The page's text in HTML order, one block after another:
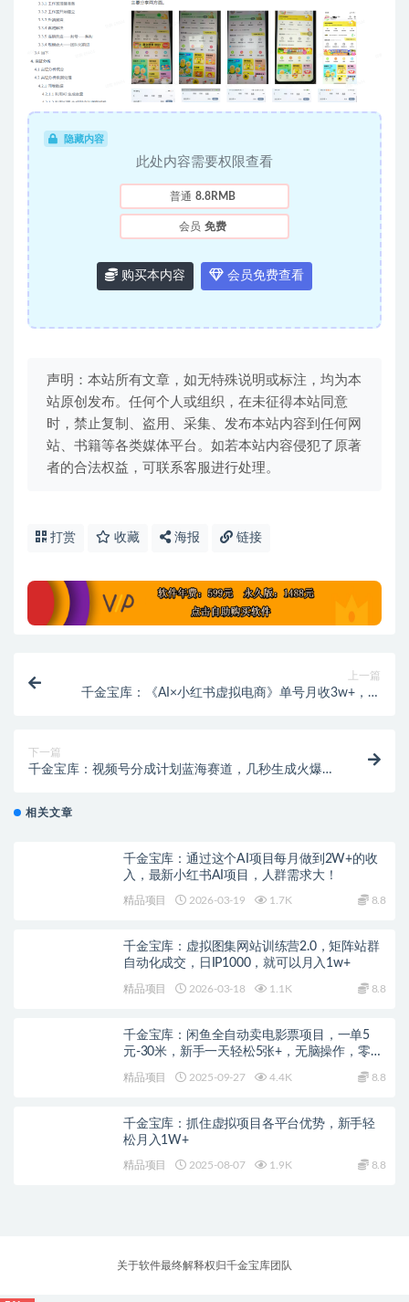
隐藏内容
此处内容需要权限查看
普通 8.8RMB
会员 免费
购买本内容 会员免费查看
声明：本站所有文章，如无特殊说明或标注，均为本
站原创发布。任何个人或组织，在未征得本站同意
时，禁止复制、盗用、采集、发布本站内容到任何网
站、书籍等各类媒体平台。如若本站内容侵犯了原著
者的合法权益，可联系客服进行处理。
打赏 收藏 海报 链接
上一篇
千金宝库：《AI×小红书虚拟电商》单号月收3w+，小
下一篇
千金宝库：视频号分成计划蓝海赛道，几秒生成火爆视
相关文章
千金宝库：通过这个AI项目每月做到2W+的收
入，最新小红书AI项目，人群需求大！
精品项目 2026-03-19 1.7K 8.8
千金宝库：虚拟图集网站训练营2.0，矩阵站群
自动化成交，日IP1000，就可以月入1w+
精品项目 2026-03-18 1.1K 8.8
千金宝库：闲鱼全自动卖电影票项目，一单5
元-30米，新手一天轻松5张+，无脑操作，零投
精品项目 2025-09-27 4.4K 8.8
千金宝库：抓住虚拟项目各平台优势，新手轻
松月入1W+
精品项目 2025-08-07 1.9K 8.8
关于软件最终解释权归千金宝库团队